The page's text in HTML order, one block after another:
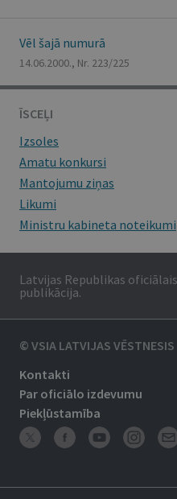
Vēl šajā numurā
14.06.2000., Nr. 223/225
ĪSCEĻI
Izsoles
Amatu konkursi
Mantojumu ziņas
Likumi
Ministru kabineta noteikumi
Latvijas Republikas
publikācija.
© VSIA LATVIJAS VĒSTNESIS
Kontakti
Par oficiālo izdevumu
Piekļūstamība